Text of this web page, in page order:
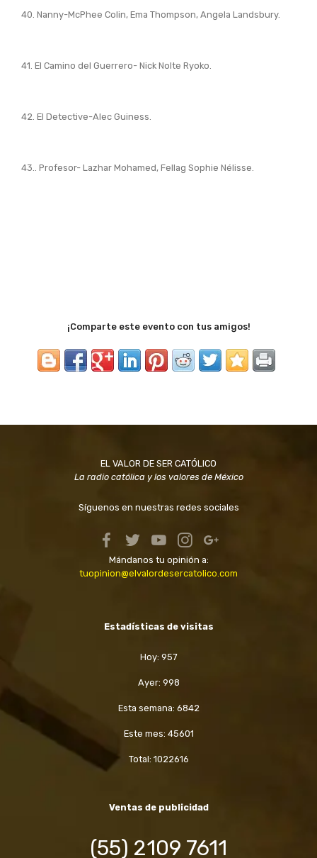
40. Nanny-McPhee Colin, Ema Thompson, Angela Landsbury.
41. El Camino del Guerrero- Nick Nolte Ryoko.
42. El Detective-Alec Guiness.
43.. Profesor- Lazhar Mohamed, Fellag Sophie Nélisse.
¡Comparte este evento con tus amigos!
EL VALOR DE SER CATÓLICO
La radio católica y los valores de México
Síguenos en nuestras redes sociales
Mándanos tu opinión a:
tuopinion@elvalordesercatolico.com
Estadísticas de visitas
Hoy: 957
Ayer: 998
Esta semana: 6842
Este mes: 45601
Total: 1022616
Ventas de publicidad
(55) 2109 7611